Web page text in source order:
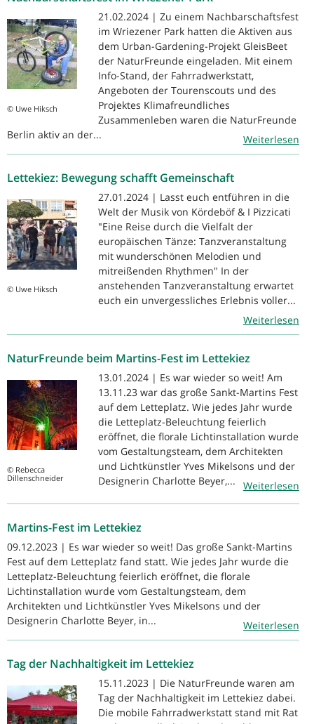
© Uwe Hiksch
21.02.2024 | Zu einem Nachbarschaftsfest
im Wriezener Park hatten die Aktiven aus
dem Urban-Gardening-Projekt GleisBeet
der NaturFreunde eingeladen. Mit einem
Info-Stand, der Fahrradwerkstatt,
Angeboten der Tourenscouts und des
Projektes Klimafreundliches
Zusammenleben waren die NaturFreunde
Berlin aktiv an der...
Weiterlesen
Lettekiez: Bewegung schafft Gemeinschaft
© Uwe Hiksch
27.01.2024 | Lasst euch entführen in die
Welt der Musik von Kördeböf & I Pizzicati
"Eine Reise durch die Vielfalt der
europäischen Tänze: Tanzveranstaltung
mit wunderschönen Melodien und
mitreißenden Rhythmen" In der
anstehenden Tanzveranstaltung erwartet
euch ein unvergessliches Erlebnis voller...
Weiterlesen
NaturFreunde beim Martins-Fest im Lettekiez
© Rebecca
Dillenschneider
13.01.2024 | Es war wieder so weit! Am
13.11.23 war das große Sankt-Martins Fest
auf dem Letteplatz. Wie jedes Jahr wurde
die Letteplatz-Beleuchtung feierlich
eröffnet, die florale Lichtinstallation wurde
vom Gestaltungsteam, dem Architekten
und Lichtkünstler Yves Mikelsons und der
Designerin Charlotte Beyer,...
Weiterlesen
Martins-Fest im Lettekiez
09.12.2023 | Es war wieder so weit! Das große Sankt-Martins
Fest auf dem Letteplatz fand statt. Wie jedes Jahr wurde die
Letteplatz-Beleuchtung feierlich eröffnet, die florale
Lichtinstallation wurde vom Gestaltungsteam, dem
Architekten und Lichtkünstler Yves Mikelsons und der
Designerin Charlotte Beyer, in...
Weiterlesen
Tag der Nachhaltigkeit im Lettekiez
15.11.2023 | Die NaturFreunde waren am
Tag der Nachhaltigkeit im Lettekiez dabei.
Die mobile Fahrradwerkstatt stand mit Rat